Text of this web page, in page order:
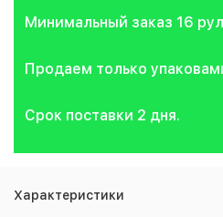
Минимальный заказ 16
Продаем только
Срок поставки 2 дня.
Характеристики